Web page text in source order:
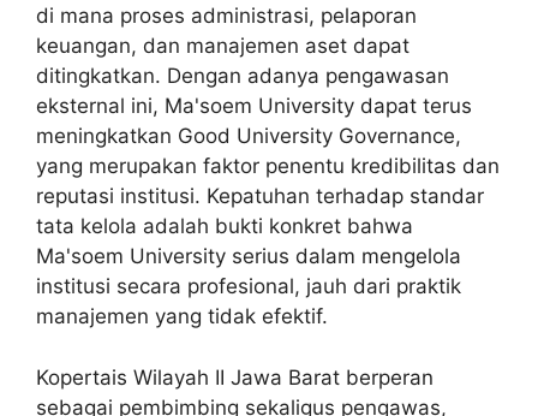
di mana proses administrasi, pelaporan
keuangan, dan manajemen aset dapat
ditingkatkan. Dengan adanya pengawasan
eksternal ini, Ma'soem University dapat terus
meningkatkan Good University Governance,
yang merupakan faktor penentu kredibilitas dan
reputasi institusi. Kepatuhan terhadap standar
tata kelola adalah bukti konkret bahwa
Ma'soem University serius dalam mengelola
institusi secara profesional, jauh dari praktik
manajemen yang tidak efektif.
Kopertais Wilayah II Jawa Barat berperan
sebagai pembimbing sekaligus pengawas,